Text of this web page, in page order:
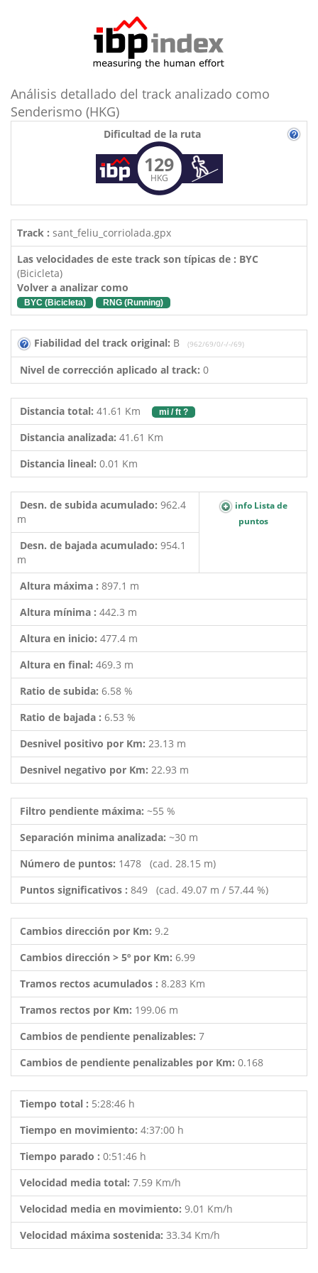
Análisis detallado del track analizado como
Senderismo (HKG)
Dificultad de la ruta
129
HKG
Track : sant_feliu_corriolada.gpx
Las velocidades de este track son típicas de : BYC
(Bicicleta)
Volver a analizar como
BYC (Bicicleta) RNG (Running)
Fiabilidad del track original: B (962/69/0/-/-/69)
Nivel de corrección aplicado al track: 0
Distancia total: 41.61 Km mi / ft ?
Distancia analizada: 41.61 Km
Distancia lineal: 0.01 Km
Desn. de subida acumulado: 962.4
m
info Lista de
puntos
Desn. de bajada acumulado: 954.1
m
Altura máxima : 897.1 m
Altura mínima : 442.3 m
Altura en inicio: 477.4 m
Altura en final: 469.3 m
Ratio de subida: 6.58 %
Ratio de bajada : 6.53 %
Desnivel positivo por Km: 23.13 m
Desnivel negativo por Km: 22.93 m
Filtro pendiente máxima: ~55 %
Separación minima analizada: ~30 m
Número de puntos: 1478 (cad. 28.15 m)
Puntos significativos : 849 (cad. 49.07 m / 57.44 %)
Cambios dirección por Km: 9.2
Cambios dirección > 5º por Km: 6.99
Tramos rectos acumulados : 8.283 Km
Tramos rectos por Km: 199.06 m
Cambios de pendiente penalizables: 7
Cambios de pendiente penalizables por Km: 0.168
Tiempo total : 5:28:46 h
Tiempo en movimiento: 4:37:00 h
Tiempo parado : 0:51:46 h
Velocidad media total: 7.59 Km/h
Velocidad media en movimiento: 9.01 Km/h
Velocidad máxima sostenida: 33.34 Km/h